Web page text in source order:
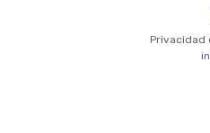
Privacidad